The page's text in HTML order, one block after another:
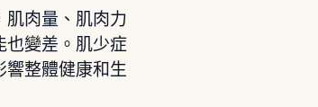
肌肉量、肌肉力
也變差。肌少症
響整體健康和生